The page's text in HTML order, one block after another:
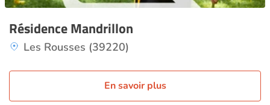
Résidence Mandrillon
Les Rousses (39220)
En savoir plus